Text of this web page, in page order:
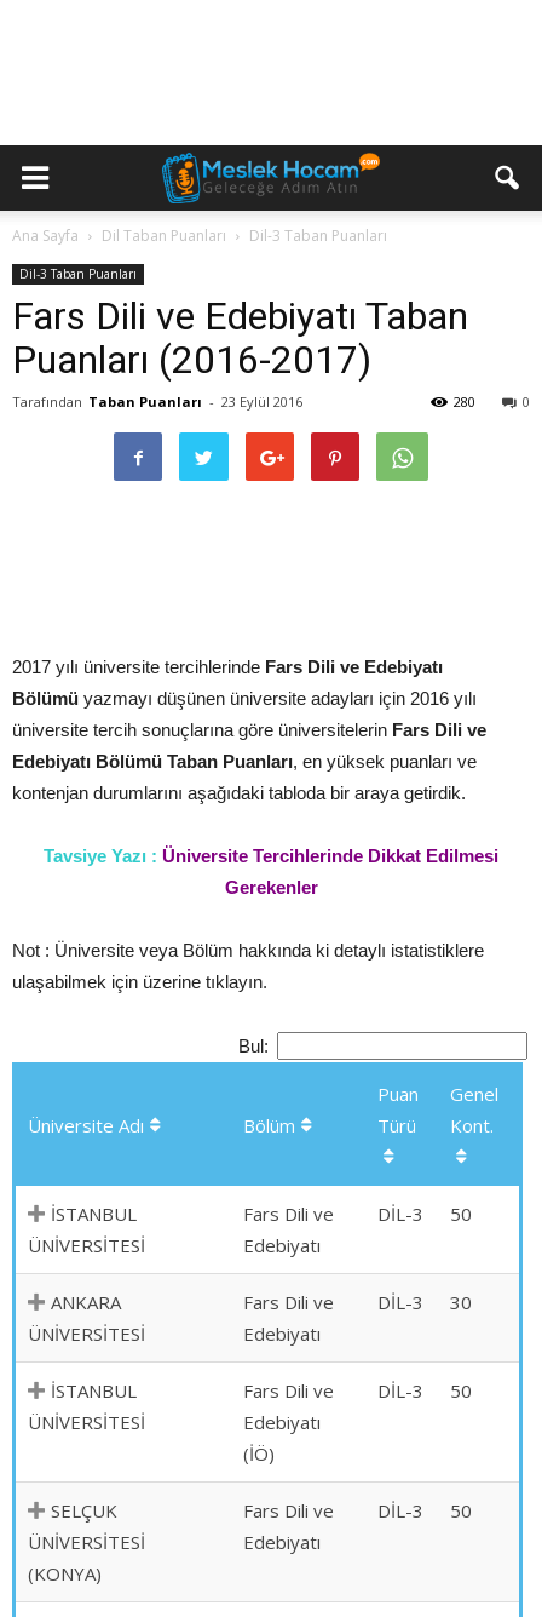
Ana Sayfa Dil Taban Puanları Dil-3 Taban Puanları
Dil-3 Taban Puanları
Fars Dili ve Edebiyatı Taban
Puanları (2016-2017)
Tarafından Taban Puanları - 23 Eylül 2016 0
280
2017 yılı üniversite tercihlerinde Fars Dili ve Edebiyatı
Bölümü yazmayı düşünen üniversite adayları için 2016 yılı
üniversite tercih sonuçlarına göre üniversitelerin Fars Dili ve
Edebiyatı Bölümü Taban Puanları, en yüksek puanları ve
kontenjan durumlarını aşağıdaki tabloda bir araya getirdik.
Tavsiye Yazı : Üniversite Tercihlerinde Dikkat Edilmesi
Gerekenler
Not : Üniversite veya Bölüm hakkında ki detaylı istatistiklere
ulaşabilmek için üzerine tıklayın.
Bul:
Üniversite Adı Bölüm
Puan
Türü
Genel
Kont.
İSTANBUL
ÜNİVERSİTESİ
Fars Dili ve
Edebiyatı
DİL-3 50
ANKARA
ÜNİVERSİTESİ
Fars Dili ve
Edebiyatı
DİL-3 30
İSTANBUL
ÜNİVERSİTESİ
Fars Dili ve
Edebiyatı
(İÖ)
DİL-3 50
SELÇUK
ÜNİVERSİTESİ
(KONYA)
Fars Dili ve
Edebiyatı
DİL-3 50